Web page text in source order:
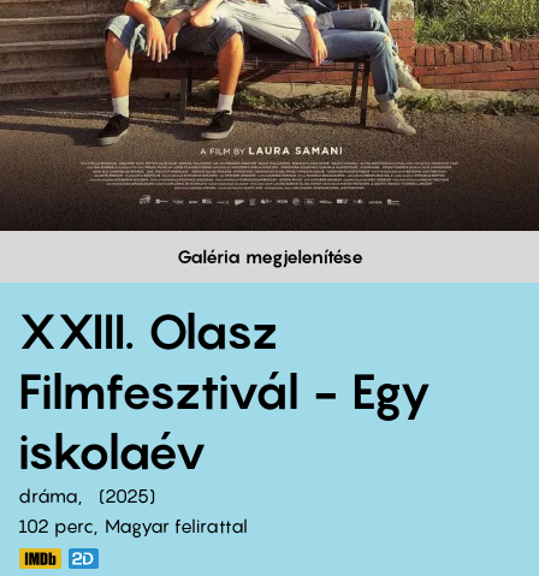
Galéria megjelenítése
XXIII. Olasz
Filmfesztivál - Egy
iskolaév
dráma
2025
102 perc,
Magyar felirattal